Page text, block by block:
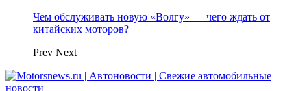
Чем обслуживать новую «Волгу» — чего ждать от
китайских моторов?
Prev Next